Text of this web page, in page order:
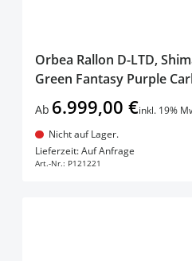
Orbea Rallon D-LTD,
Green Fantasy Purple
Ab 6.999,00 €inkl. 19%
Nicht auf Lager.
Lieferzeit: Auf Anfrage
Art.-Nr.: P121221
In den